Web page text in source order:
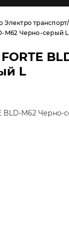
Электро транспорт
M62 Черно-серый L
L